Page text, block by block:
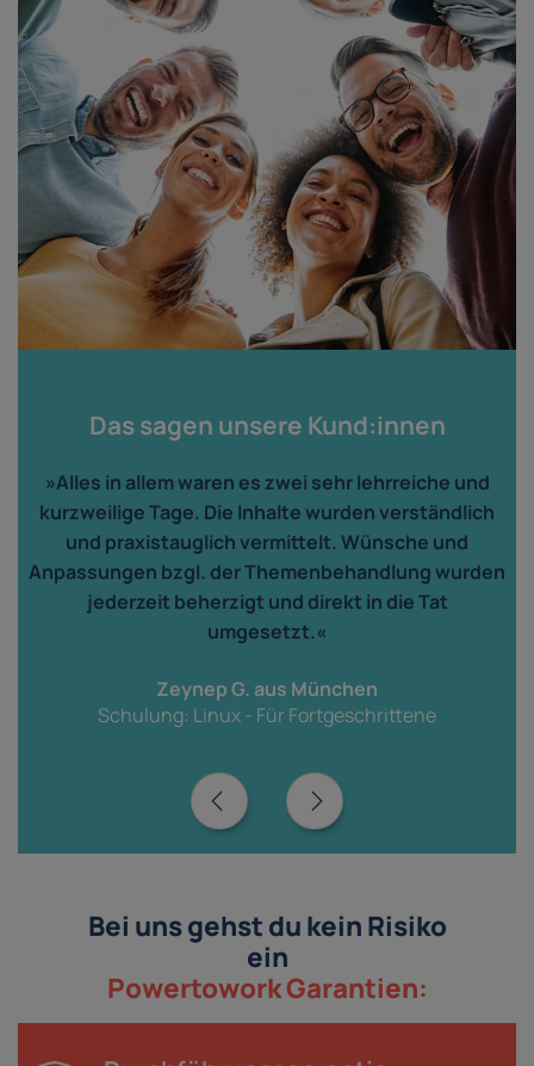
Das sagen unsere Kund:innen
»Alles in allem waren es zwei sehr lehrreiche und
kurzweilige Tage. Die Inhalte wurden verständlich
und praxistauglich vermittelt. Wünsche und
Anpassungen bzgl. der Themenbehandlung wurden
jederzeit beherzigt und direkt in die Tat
umgesetzt.«
Zeynep G. aus München
Schulung: Linux - Für Fortgeschrittene
Bei uns gehst du kein Risiko
ein
Powertowork Garantien: